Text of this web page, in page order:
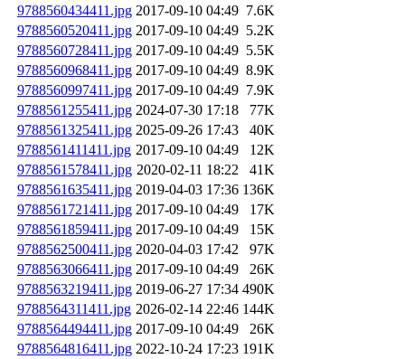
9788560434411.jpg 2017-09-10 04:49 7.6K
9788560520411.jpg 2017-09-10 04:49 5.2K
9788560728411.jpg 2017-09-10 04:49 5.5K
9788560968411.jpg 2017-09-10 04:49 8.9K
9788560997411.jpg 2017-09-10 04:49 7.9K
9788561255411.jpg 2024-07-30 17:18
77K
9788561325411.jpg 2025-09-26 17:43
40K
9788561411411.jpg 2017-09-10 04:49
12K
9788561578411.jpg 2020-02-11 18:22
41K
9788561635411.jpg 2019-04-03 17:36 136K
9788561721411.jpg 2017-09-10 04:49
17K
9788561859411.jpg 2017-09-10 04:49
15K
9788562500411.jpg 2020-04-03 17:42
97K
9788563066411.jpg 2017-09-10 04:49
26K
9788563219411.jpg 2019-06-27 17:34 490K
9788564311411.jpg 2026-02-14 22:46 144K
9788564494411.jpg 2017-09-10 04:49
26K
9788564816411.jpg 2022-10-24 17:23 191K